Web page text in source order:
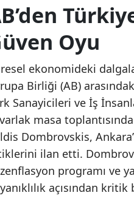
Oyu
ekonomideki
Birliği (AB)
Sanayicileri ve İş
masa
Dombrovskis,
ilan etti.
programı ve
açısından